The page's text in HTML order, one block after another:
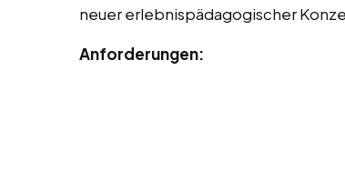
neuer erlebnispädagogischer
Anforderungen: